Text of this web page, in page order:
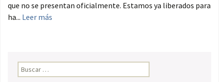
que no se presentan oficialmente. Estamos ya liberados para
ha... Leer más
Buscar: